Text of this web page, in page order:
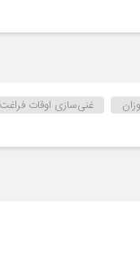
غنی‌سازی اوقات فراغت